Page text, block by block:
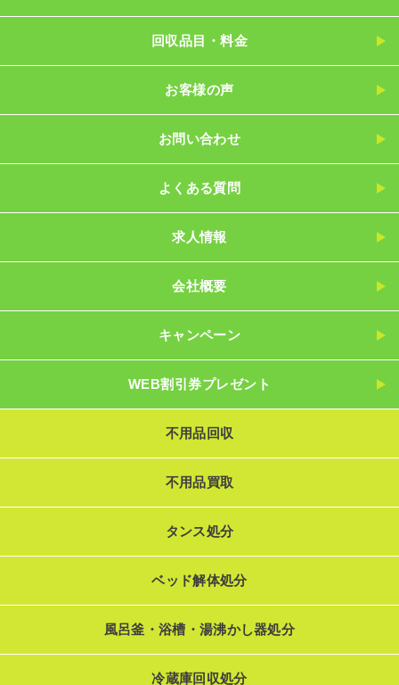
回収品目・料金
お客様の声
お問い合わせ
よくある質問
求人情報
会社概要
キャンペーン
WEB割引券プレゼント
不用品回収
不用品買取
タンス処分
ベッド解体処分
風呂釜・浴槽・湯沸かし器処分
冷蔵庫回収処分